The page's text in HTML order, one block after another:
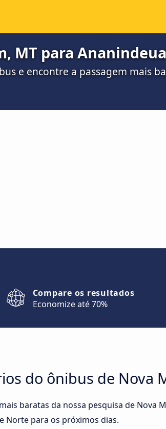
MT para
e encontre a passagem mais
Compare os resultados
Economize até 70%
do ônibus de Nova
baratas da nossa pesquisa de Nova
Norte para os próximos dias.